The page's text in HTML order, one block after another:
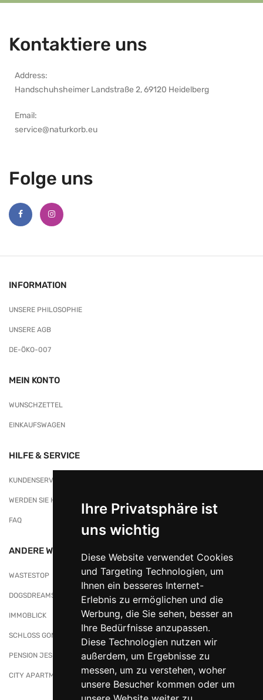
Ihre Privatsphäre ist
uns wichtig
Diese Website verwendet Cookies
und Targeting Technologien, um
Ihnen ein besseres Internet-
Erlebnis zu ermöglichen und die
Werbung, die Sie sehen, besser an
Ihre Bedürfnisse anzupassen.
Diese Technologien nutzen wir
außerdem, um Ergebnisse zu
messen, um zu verstehen, woher
unsere Besucher kommen oder um
Folge uns
Kontaktiere uns
Address:
Handschuhsheimer Landstraße 2, 69120 Heidelberg
Email:
service@naturkorb.eu
INFORMATION
UNSERE PHILOSOPHIE
UNSERE AGB
DE-ÖKO-007
MEIN KONTO
WUNSCHZETTEL
EINKAUFSWAGEN
HILFE & SERVICE
KUNDENSERVICE
WERDEN SIE HÄNDLER/IN BEI NATURKORB
FAQ
ANDERE WEBSITES
WASTESTOP
DOGSDREAMS
IMMOBLICK
SCHLOSS GONDELSHEIM
PENSION JESKE
CITY APARTMENTS